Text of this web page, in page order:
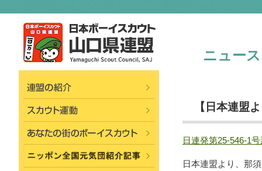
ニュース
【日本連盟
日連発第25-546-1
日本連盟より、那